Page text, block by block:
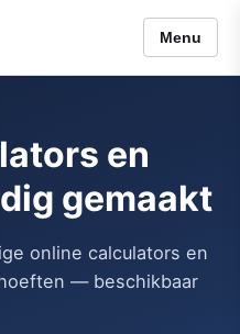
Menu
en
gemaakt
online calculators en
— beschikbaar